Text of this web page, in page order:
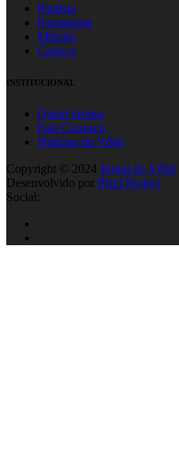
Paulista
Paranaense
Mineiro
Carioca
INSTITUCIONAL
Quem Somos
Fale Conosco
Notícias do Vôlei
Copyright © 2024 Jornal do Vôlei
Desenvolvido por Pixel Project
Social: